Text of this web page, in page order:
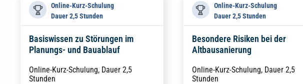
Online-Kurz-Schulung
Dauer 2,5 Stunden
Basiswissen zu Störungen im
Planungs- und Bauablauf
Online-Kurz-Schulung, Dauer 2,5
Stunden
Online-Kurz-Schulung
Dauer 2,5 Stunden
Besondere Risiken bei der
Altbausanierung
Online-Kurz-Schulung, Dauer 2,5
Stunden